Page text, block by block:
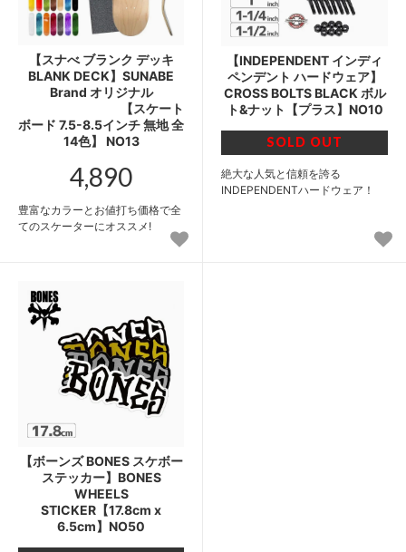
【スナべ ブランク デッキ
BLANK DECK】SUNABE
Brand オリジナル
【スケート
ボード 7.5-8.5インチ 無地 全
14色】 NO13
4,890
豊富なカラーとお値打ち価格で全
てのスケーターにオススメ!
【INDEPENDENT インディ
ペンデント ハードウェア】
CROSS BOLTS BLACK ボル
ト&ナット【プラス】NO10
SOLD OUT
絶大な人気と信頼を誇る
INDEPENDENTハードウェア！
【ボーンズ BONES スケボー
ステッカー】BONES
WHEELS
STICKER【17.8cm x
6.5cm】NO50